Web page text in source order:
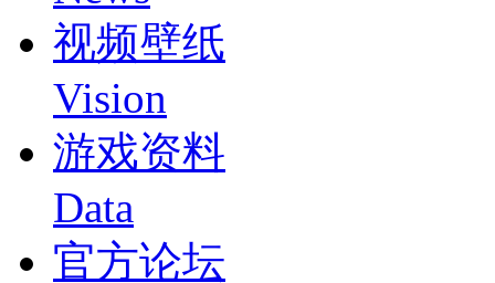
视频壁纸
Vision
游戏资料
Data
官方论坛